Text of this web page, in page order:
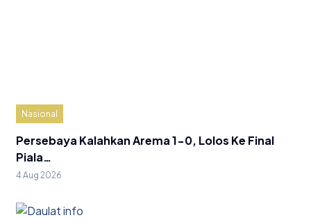
Nasional
Persebaya Kalahkan Arema 1-0, Lolos Ke Final
Piala…
4 Aug 2026